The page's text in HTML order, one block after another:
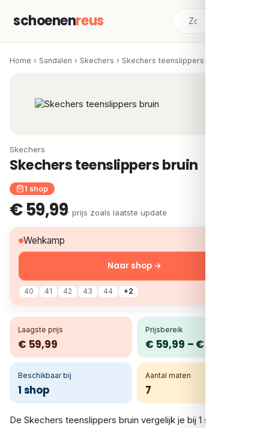
schoenenreus
Home › Sandalen › Skechers › Skechers teenslippers bruin
Skechers
Skechers teenslippers bruin
1 shop
€ 59,99· prijs zoals laatste update
Wehkamp
40 41 42 43 44 +2
Naar shop →
Laagste prijs
€ 59,99
Prijsbereik
€ 59,99 – € 59,99
Beschikbaar bij
1 shop
Aantal maten
7
De Skechers teenslippers bruin vergelijk je bij 1 shop. De